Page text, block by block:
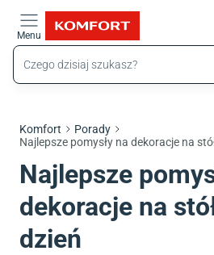
Menu
Komfort
Porady
Najlepsze pomysły na dekoracje na
Najlepsze
dekoracje na
dzień